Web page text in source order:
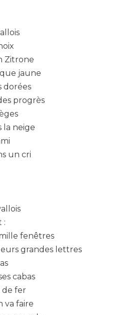
Zitrone
jaune
dorées
progrès
la neige
un cri
:
fenêtres
grandes lettres
cabas
de fer
va faire